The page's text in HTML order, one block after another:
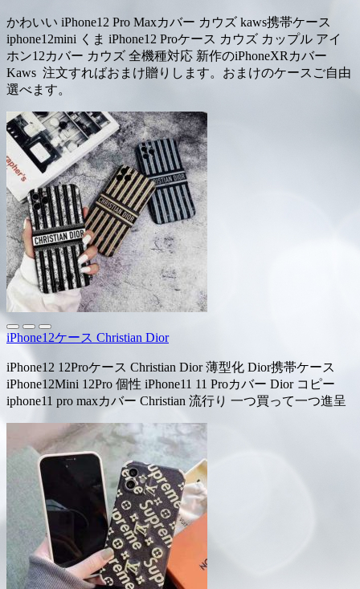
かわいい iPhone12 Pro Maxカバー カウズ kaws携帯ケース
iphone12mini くま iPhone12 Proケース カウズ カップル アイ
ホン12カバー カウズ 全機種対応 新作のiPhoneXRカバー
Kaws 注文すればおまけ贈りします。おまけのケースご自由
選べます。
iPhone12ケース Christian Dior
iPhone12 12Proケース Christian Dior 薄型化 Dior携帯ケース
iPhone12Mini 12Pro 個性 iPhone11 11 Proカバー Dior コピー
iphone11 pro maxカバー Christian 流行り 一つ買って一つ進呈